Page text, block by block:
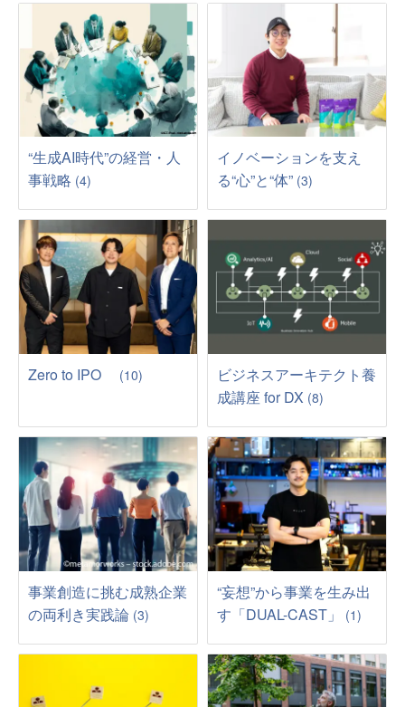
“生成AI時代”の経営・人
事戦略 (4)
イノベーションを支え
る“心”と“体” (3)
Zero to IPO (10)
ビジネスアーキテクト養
成講座 for DX (8)
事業創造に挑む成熟企業
の両利き実践論 (3)
“妄想”から事業を生み出
す「DUAL-CAST」
(1)